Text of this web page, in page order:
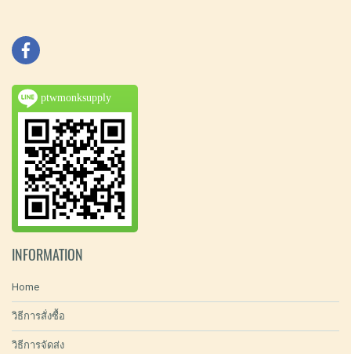
ptwmonksupply
INFORMATION
Home
วิธีการสั่งซื้อ
วิธีการจัดส่ง